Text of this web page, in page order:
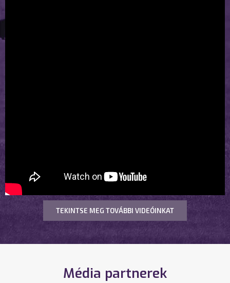
TEKINTSE MEG TOVÁBBI VIDEÓINKAT
Média partnerek